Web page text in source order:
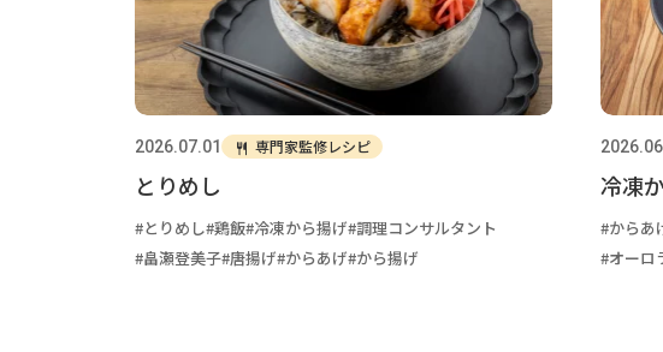
2026.07.01 専門家監修レシピ
とりめし
とりめし 鶏飯 冷凍から揚げ 調理コンサルタント
畠瀬登美子 唐揚げ からあげ から揚げ
冷凍
からあ
オーロ